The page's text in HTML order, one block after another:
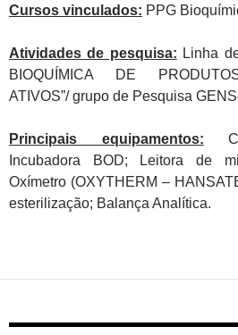
Cursos vinculados: PPG
Atividades de pesquisa: Linha
BIOQUÍMICA DE
ATIVOS”/ grupo de Pesquisa
Principais equipamentos:
Incubadora BOD; Leitora de
Oxímetro (OXYTHERM –
esterilização; Balança Analítica.